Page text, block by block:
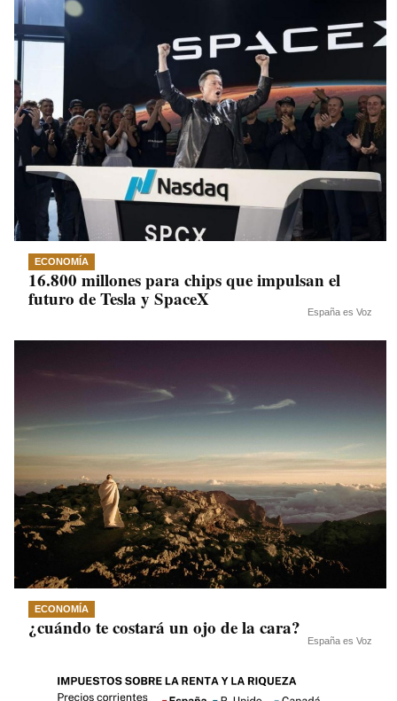
ECONOMÍA
16.800 millones para chips que impulsan el
futuro de Tesla y SpaceX
España es Voz
ECONOMÍA
¿cuándo te costará un ojo de la cara?
España es Voz